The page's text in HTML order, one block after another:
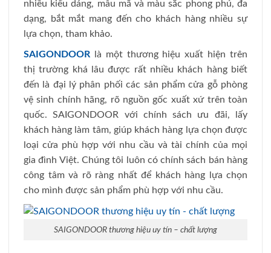
nhiều kiểu dáng, mẫu mã và màu sắc phong phú, đa
dạng, bắt mắt mang đến cho khách hàng nhiều sự
lựa chọn, tham khảo.
SAIGONDOOR
là một thương hiệu xuất hiện trên
thị trường khá lâu được rất nhiều khách hàng biết
đến là đại lý phân phối các sản phẩm cửa gỗ phòng
vệ sinh chính hãng, rõ nguồn gốc xuất xứ trên toàn
quốc. SAIGONDOOR với chính sách ưu đãi, lấy
khách hàng làm tâm, giúp khách hàng lựa chọn được
loại cửa phù hợp với nhu cầu và tài chính của mọi
gia đình Việt. Chúng tôi luôn có chính sách bán hàng
công tâm và rõ ràng nhất để khách hàng lựa chọn
cho mình được sản phẩm phù hợp với nhu cầu.
SAIGONDOOR thương hiệu uy tín – chất lượng